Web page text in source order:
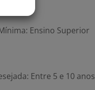
Ensino Superior
Entre 5 e 10 anos